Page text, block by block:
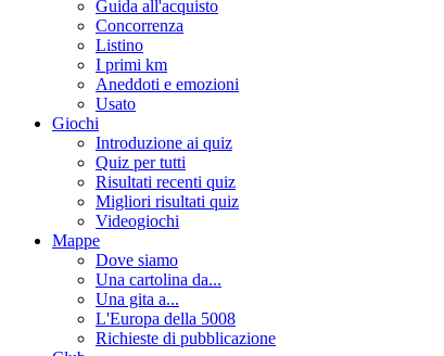
Guida all'acquisto
Concorrenza
Listino
I primi km
Aneddoti e emozioni
Usato
Giochi
Introduzione ai quiz
Quiz per tutti
Risultati recenti quiz
Migliori risultati quiz
Videogiochi
Mappe
Dove siamo
Una cartolina da...
Una gita a...
L'Europa della 5008
Richieste di pubblicazione